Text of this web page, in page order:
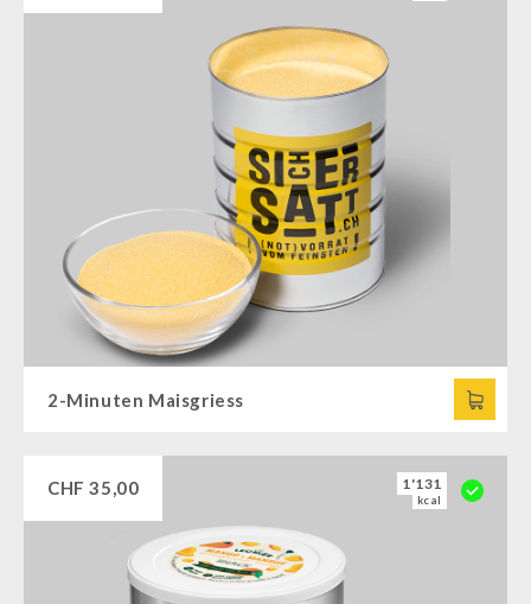
2-Minuten Maisgriess
CHF 35,00 1'131
kcal